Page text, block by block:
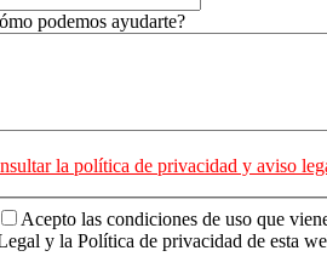
podemos ayudarte?
la política de privacidad y aviso
Acepto las condiciones de uso que
y la Política de privacidad de esta